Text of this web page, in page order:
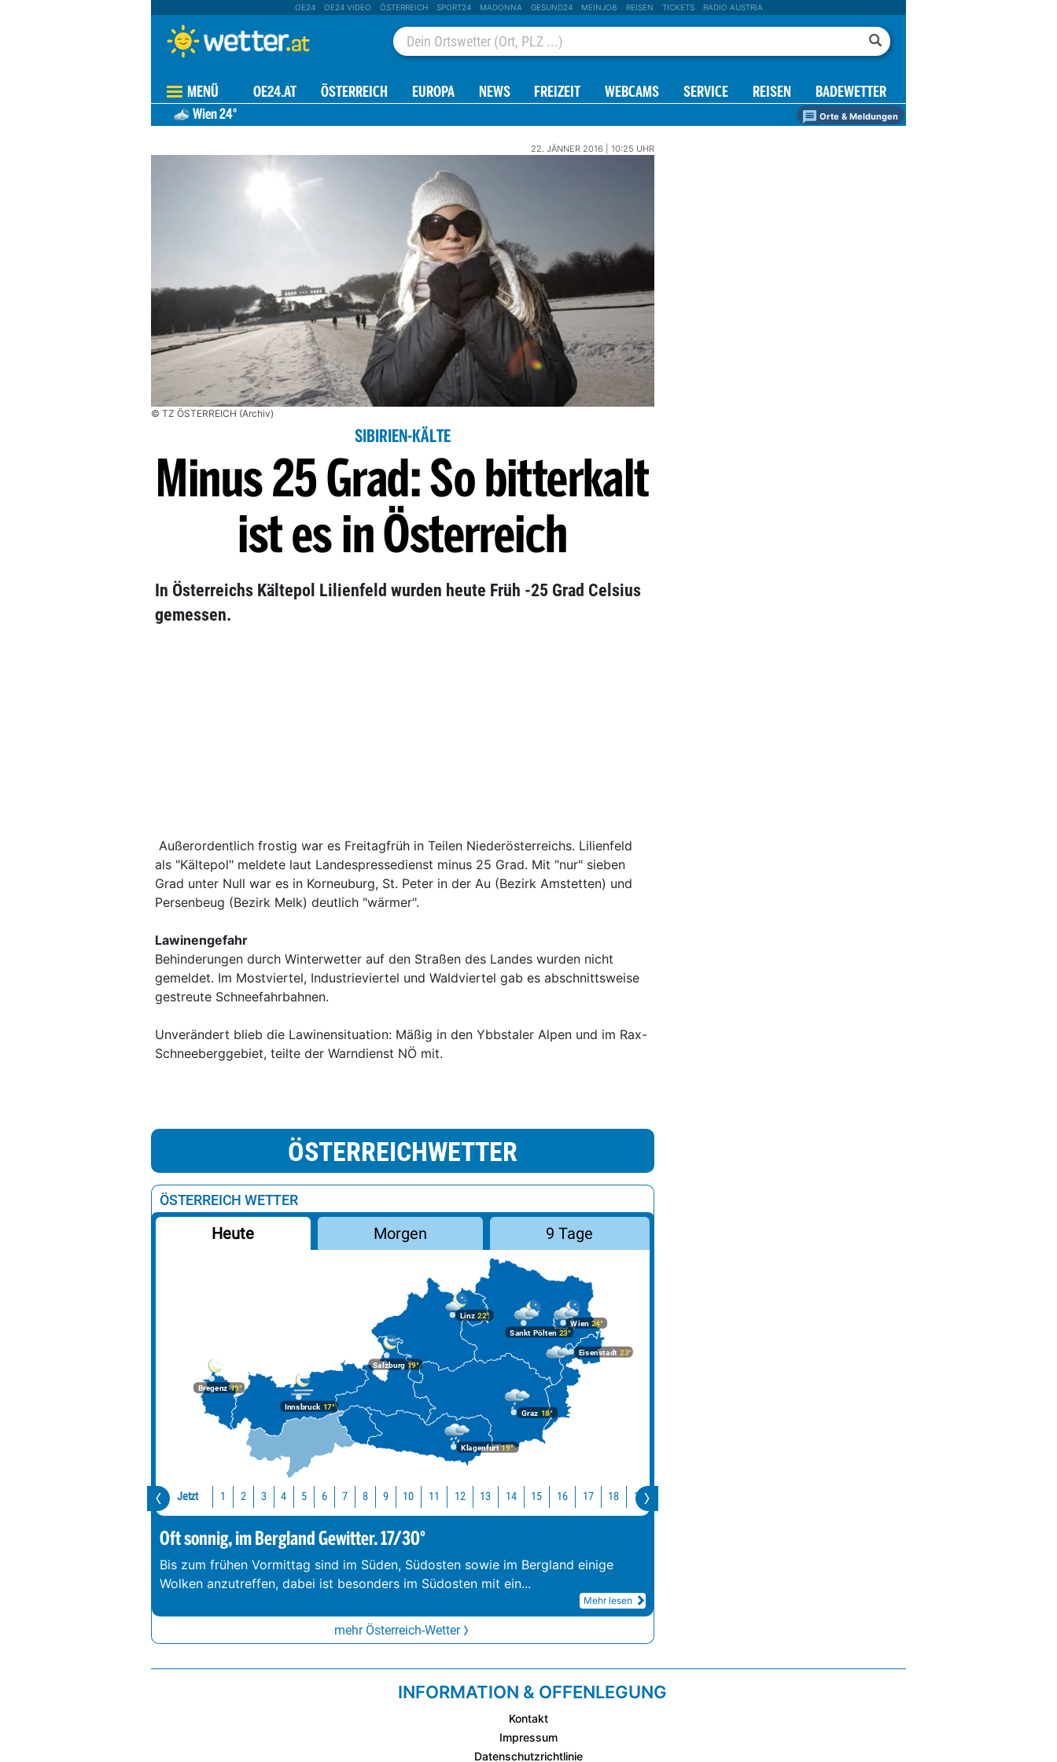
OE24 OE24 VIDEO ÖSTERREICH SPORT24 MADONNA GESUND24 MEINJOB REISEN TICKETS RADIO AUSTRIA
MENÜ OE24.AT ÖSTERREICH EUROPA NEWS FREIZEIT WEBCAMS SERVICE REISEN BADEWETTER
Wien24° Orte & Meldungen
22. JÄNNER 2016 | 10:25 UHR
© TZ ÖSTERREICH (Archiv)
SIBIRIEN-KÄLTE
Minus 25 Grad: So bitterkalt
ist es in Österreich
In Österreichs Kältepol Lilienfeld wurden heute Früh -25 Grad Celsius
gemessen.
Außerordentlich frostig war es Freitagfrüh in Teilen Niederösterreichs. Lilienfeld
als "Kältepol" meldete laut Landespressedienst minus 25 Grad. Mit "nur" sieben
Grad unter Null war es in Korneuburg, St. Peter in der Au (Bezirk Amstetten) und
Persenbeug (Bezirk Melk) deutlich "wärmer".
Lawinengefahr
Behinderungen durch Winterwetter auf den Straßen des Landes wurden nicht
gemeldet. Im Mostviertel, Industrieviertel und Waldviertel gab es abschnittsweise
gestreute Schneefahrbahnen.
Unverändert blieb die Lawinensituation: Mäßig in den Ybbstaler Alpen und im Rax-
Schneeberggebiet, teilte der Warndienst NÖ mit.
ÖSTERREICHWETTER
ÖSTERREICH WETTER
Heute Morgen 9 Tage
Bregenz19°
Graz 18°
Innsbruck17°
Klagenfurt19°
Linz 22°
Salzburg19°
Wien 24°
Eisenstadt 23°
Sankt Pölten 23°
Jetzt 1 2 3 4 5 6 7 8 9 10 11 12 13 14 15 16 17 18 19
Oft sonnig, im Bergland Gewitter. 17/30°
Bis zum frühen Vormittag sind im Süden, Südosten sowie im Bergland einige
Wolken anzutreffen, dabei ist besonders im Südosten mit ein...
Mehr lesen
mehr Österreich-Wetter
INFORMATION & OFFENLEGUNG
Kontakt
Impressum
Datenschutzrichtlinie